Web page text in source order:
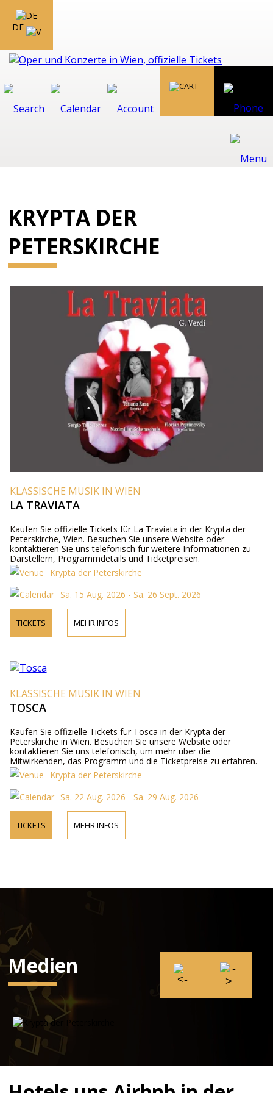
DE
KRYPTA DER
PETERSKIRCHE
KLASSISCHE MUSIK IN WIEN
LA TRAVIATA
Kaufen Sie offizielle Tickets für La Traviata in der Krypta der
Peterskirche, Wien. Besuchen Sie unsere Website oder
kontaktieren Sie uns telefonisch für weitere Informationen zu
Darstellern, Programmdetails und Ticketpreisen.
Krypta der Peterskirche
Sa. 15 Aug. 2026 - Sa. 26 Sept. 2026
TICKETS MEHR INFOS
KLASSISCHE MUSIK IN WIEN
TOSCA
Kaufen Sie offizielle Tickets für Tosca in der Krypta der
Peterskirche in Wien. Besuchen Sie unsere Website oder
kontaktieren Sie uns telefonisch, um mehr über die
Mitwirkenden, das Programm und die Ticketpreise zu erfahren.
Krypta der Peterskirche
Sa. 22 Aug. 2026 - Sa. 29 Aug. 2026
TICKETS MEHR INFOS
Medien